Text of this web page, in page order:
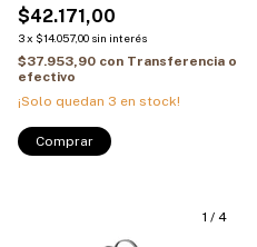
4822-8339
$42.171,00
3x $14.057,00 sin interés
$37.953,90 con Transferencia o
efectivo
¡Solo quedan 3 en stock!
1 / 4